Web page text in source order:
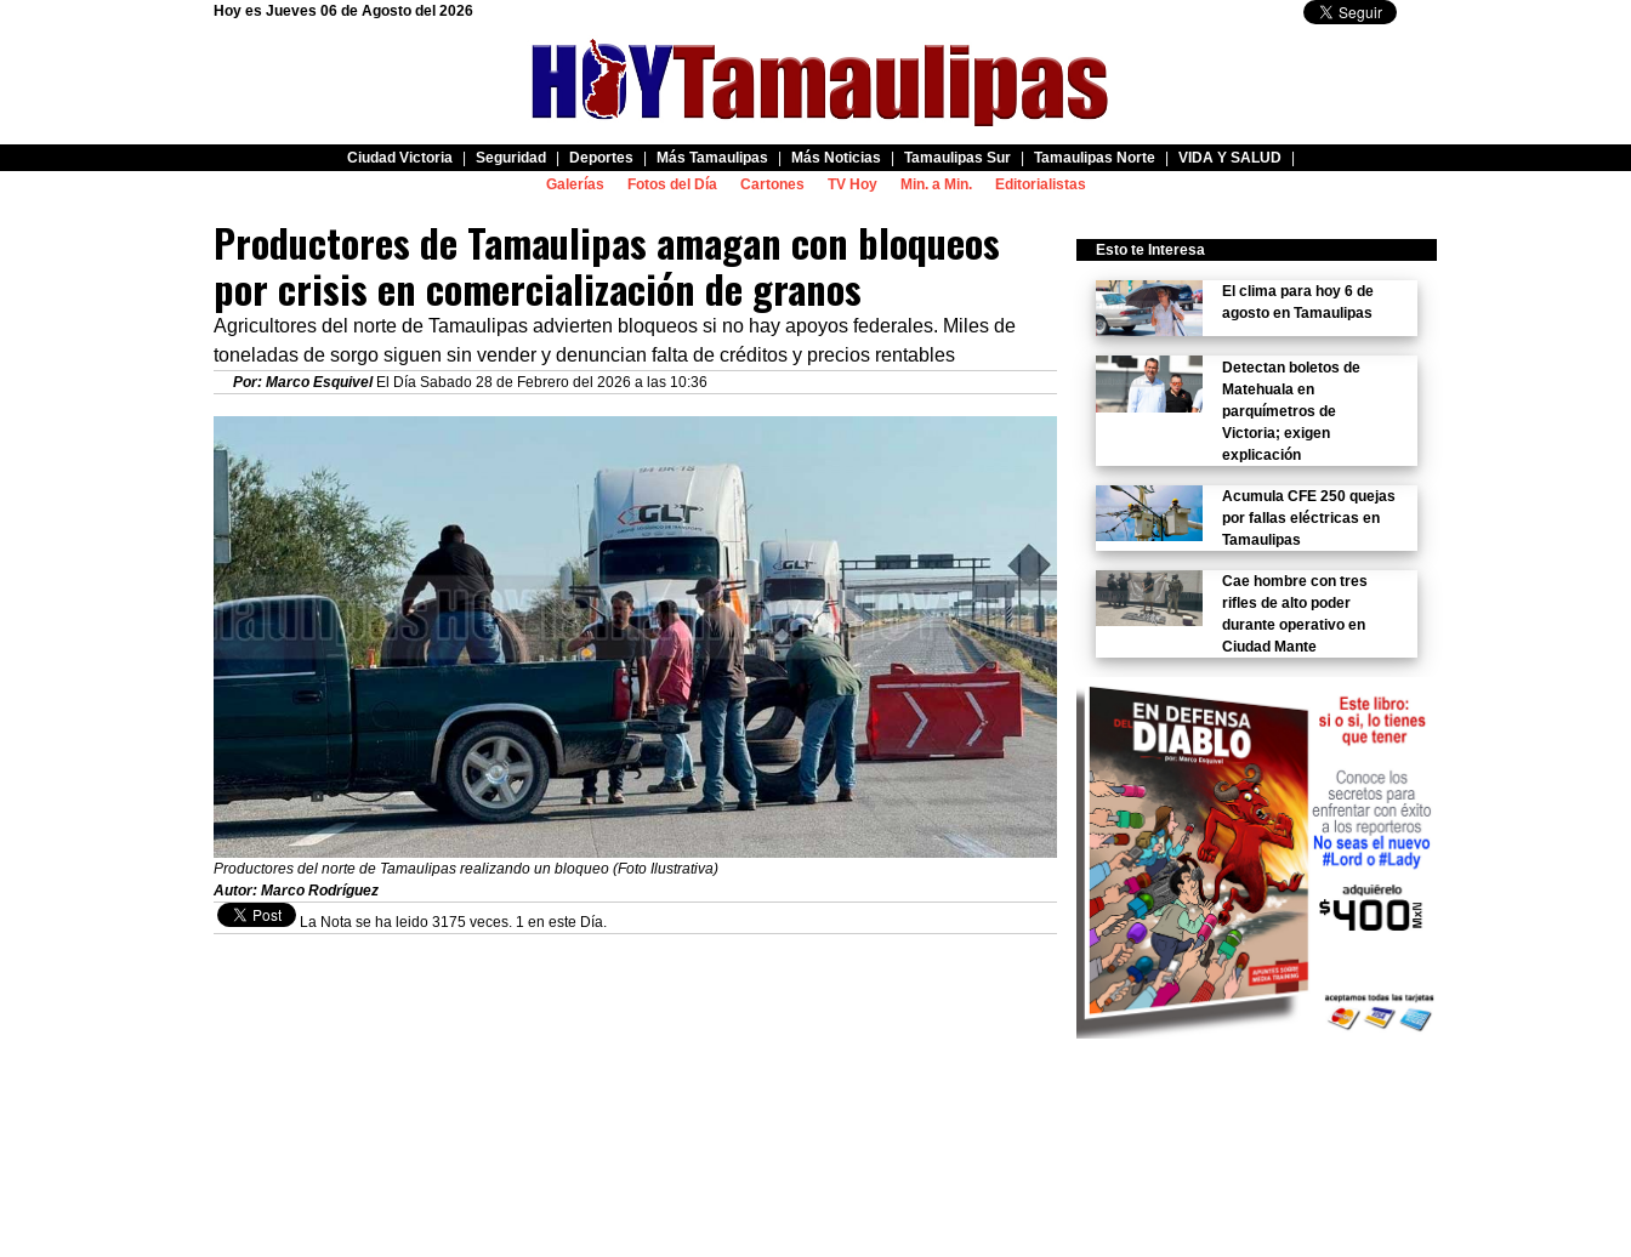
Hoy es Jueves 06 de Agosto del 2026
Ciudad Victoria Seguridad Deportes Más Tamaulipas Más Noticias Tamaulipas Sur Tamaulipas Norte VIDA Y SALUD
Galerías
Fotos del Día Cartones TV Hoy Min. a Min. Editorialistas
Productores de Tamaulipas amagan con bloqueos
por crisis en comercialización de granos
Agricultores del norte de Tamaulipas advierten bloqueos si no hay apoyos federales. Miles de
toneladas de sorgo siguen sin vender y denuncian falta de créditos y precios rentables
Por: Marco EsquivelEl Día Sabado 28 de Febrero del 2026 a las 10:36
Productores del norte de Tamaulipas realizando un bloqueo (Foto Ilustrativa)
Autor: Marco Rodríguez
La Nota se ha leido 3175 veces. 1 en este Día.
Esto te Interesa
El clima para hoy 6 de
agosto en Tamaulipas
Detectan boletos de
Matehuala en
parquímetros de
Victoria; exigen
explicación
Acumula CFE 250 quejas
por fallas eléctricas en
Tamaulipas
Cae hombre con tres
rifles de alto poder
durante operativo en
Ciudad Mante